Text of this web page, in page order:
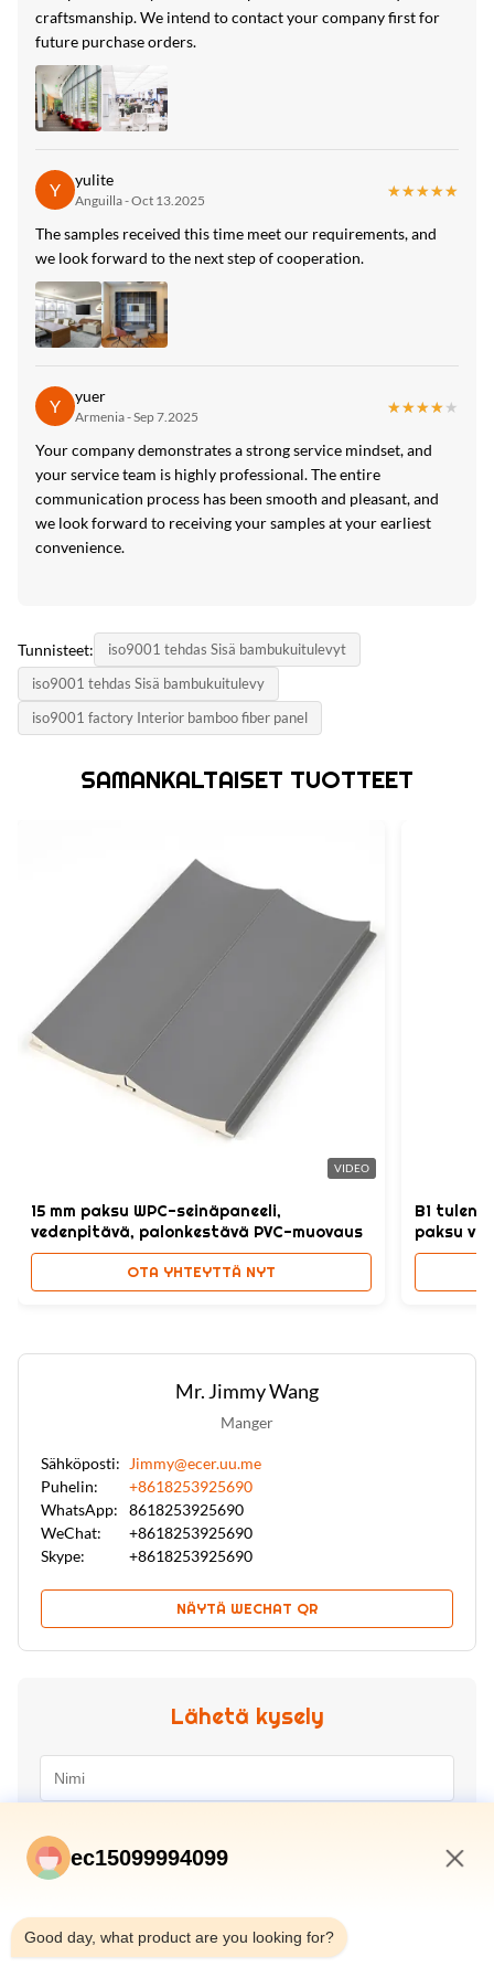
bambukuitu seinälevyt iso9001,iso9001 bambukuitu seinälevyt
iso9001 bambukuitu seinälevyt 8mm
craftsmanship. We intend to contact your company first for
future purchase orders.
Y yulite
Anguilla - Oct 13.2025
★★★★★
★★★★★
The samples received this time meet our requirements, and
we look forward to the next step of cooperation.
Y yuer
Armenia - Sep 7.2025
★★★★★
★★★★★
Your company demonstrates a strong service mindset, and
your service team is highly professional. The entire
communication process has been smooth and pleasant, and
we look forward to receiving your samples at your earliest
convenience.
Tunnisteet:
iso9001 tehdas Sisä bambukuitulevyt
iso9001 tehdas Sisä bambukuitulevy
iso9001 factory Interior bamboo fiber panel
SAMANKALTAISET TUOTTEET
VIDEO
15 mm paksu WPC-seinäpaneeli,
vedenpitävä, palonkestävä PVC-muovaus
OTA YHTEYTTÄ NYT
B1
paksu
Mr. Jimmy Wang
Manger
Sähköposti:
Jimmy@ecer.uu.me
Puhelin:
+8618253925690
WhatsApp:
8618253925690
WeChat:
+8618253925690
Skype:
+8618253925690
NÄYTÄ WECHAT QR
Lähetä kysely
ec15099994099
Good day, what product are you looking for?